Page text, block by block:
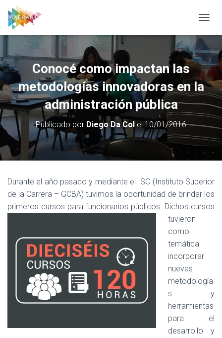
Conocé como impactan las
metodologías innovadoras en la
administración pública
Publicado por Diego Da Col el10/01/2016
Durante el año pasado y mediante el ISC (Instituto Superior
de la Carrera – GCBA) tuvimos la oportunidad de brindar los
primeros cursos para funcionarios públicos. Dichos cursos
tuvieron
como
temática
incorporar
nuevas
metodología
s y
herramientas
para el
desarrollo y